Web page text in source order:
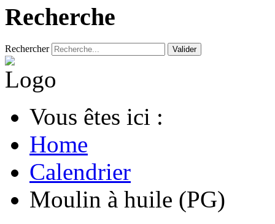
Recherche
Rechercher Valider
Vous êtes ici :
Home
Calendrier
Moulin à huile (PG)